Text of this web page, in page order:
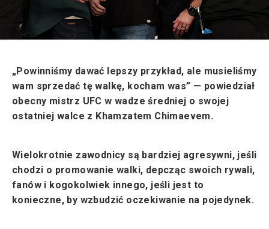
„Powinniśmy dawać lepszy przykład, ale musieliśmy
wam sprzedać tę walkę, kocham was” — powiedział
obecny mistrz UFC w wadze średniej o swojej
ostatniej walce z Khamzatem Chimaevem.
Wielokrotnie zawodnicy są bardziej agresywni, jeśli
chodzi o promowanie walki, depcząc swoich rywali,
fanów i kogokolwiek innego, jeśli jest to
konieczne, by wzbudzić oczekiwanie na pojedynek.